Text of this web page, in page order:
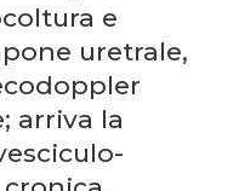
e
uretrale,
arriva la